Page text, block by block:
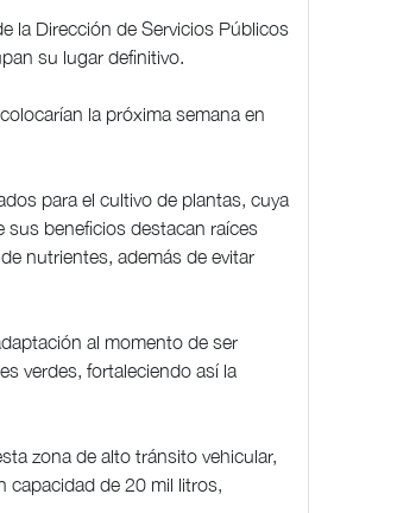
la Dirección de Servicios Públicos
su lugar definitivo.
la próxima semana en
para el cultivo de plantas, cuya
sus beneficios destacan raíces
nutrientes, además de evitar
al momento de ser
verdes, fortaleciendo así la
zona de alto tránsito vehicular,
capacidad de 20 mil litros,